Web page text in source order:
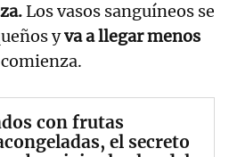
Los vasos sanguíneos se
yva a llegar menos
con frutas
el secreto